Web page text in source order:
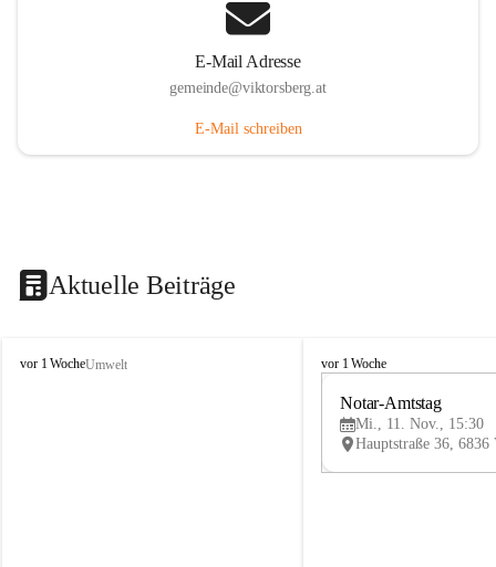
E-Mail Adresse
gemeinde@viktorsberg.at
E-Mail schreiben
Aktuelle Beiträge
V
vor 1 WocheUmwelt
V
vor 1 Woche
Notar-Amtstag
Mi., 11. Nov., 15:30